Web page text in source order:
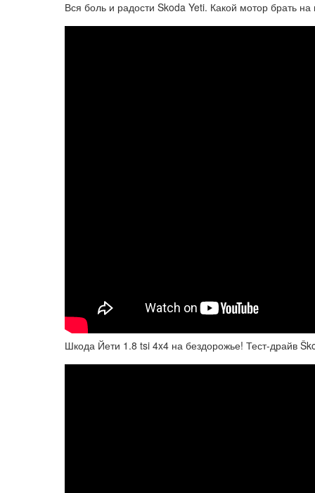
Вся боль и радости Skoda Yeti. Какой мотор брать на
Шкода Йети 1.8 tsi 4x4 на бездорожье! Тест-драйв